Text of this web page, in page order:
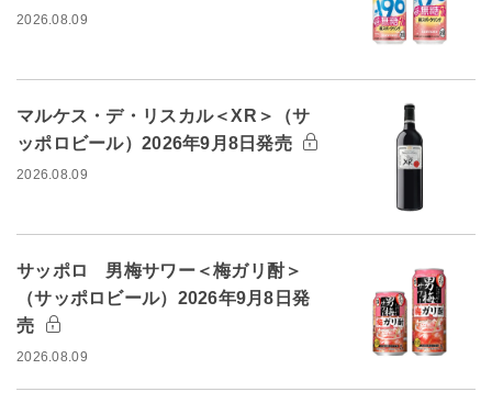
2026.08.09
マルケス・デ・リスカル＜XR＞（サ
ッポロビール）2026年9月8日発売
2026.08.09
サッポロ 男梅サワー＜梅ガリ酎＞
（サッポロビール）2026年9月8日発
売
2026.08.09